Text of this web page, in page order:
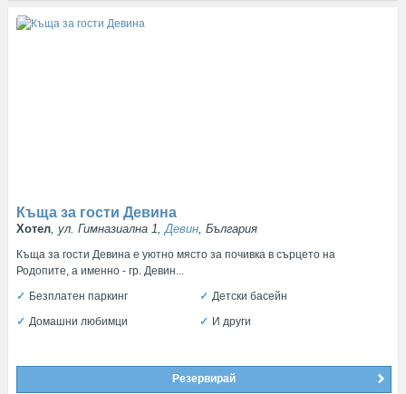
Къща за гости Девина
Хотел, ул. Гимназиална 1,Девин, България
Къща за гости Девина е уютно място за почивка в сърцето на
Родопите, а именно - гр. Девин...
Безплатен паркинг
Детски басейн
Домашни любимци
И други
Резервирай